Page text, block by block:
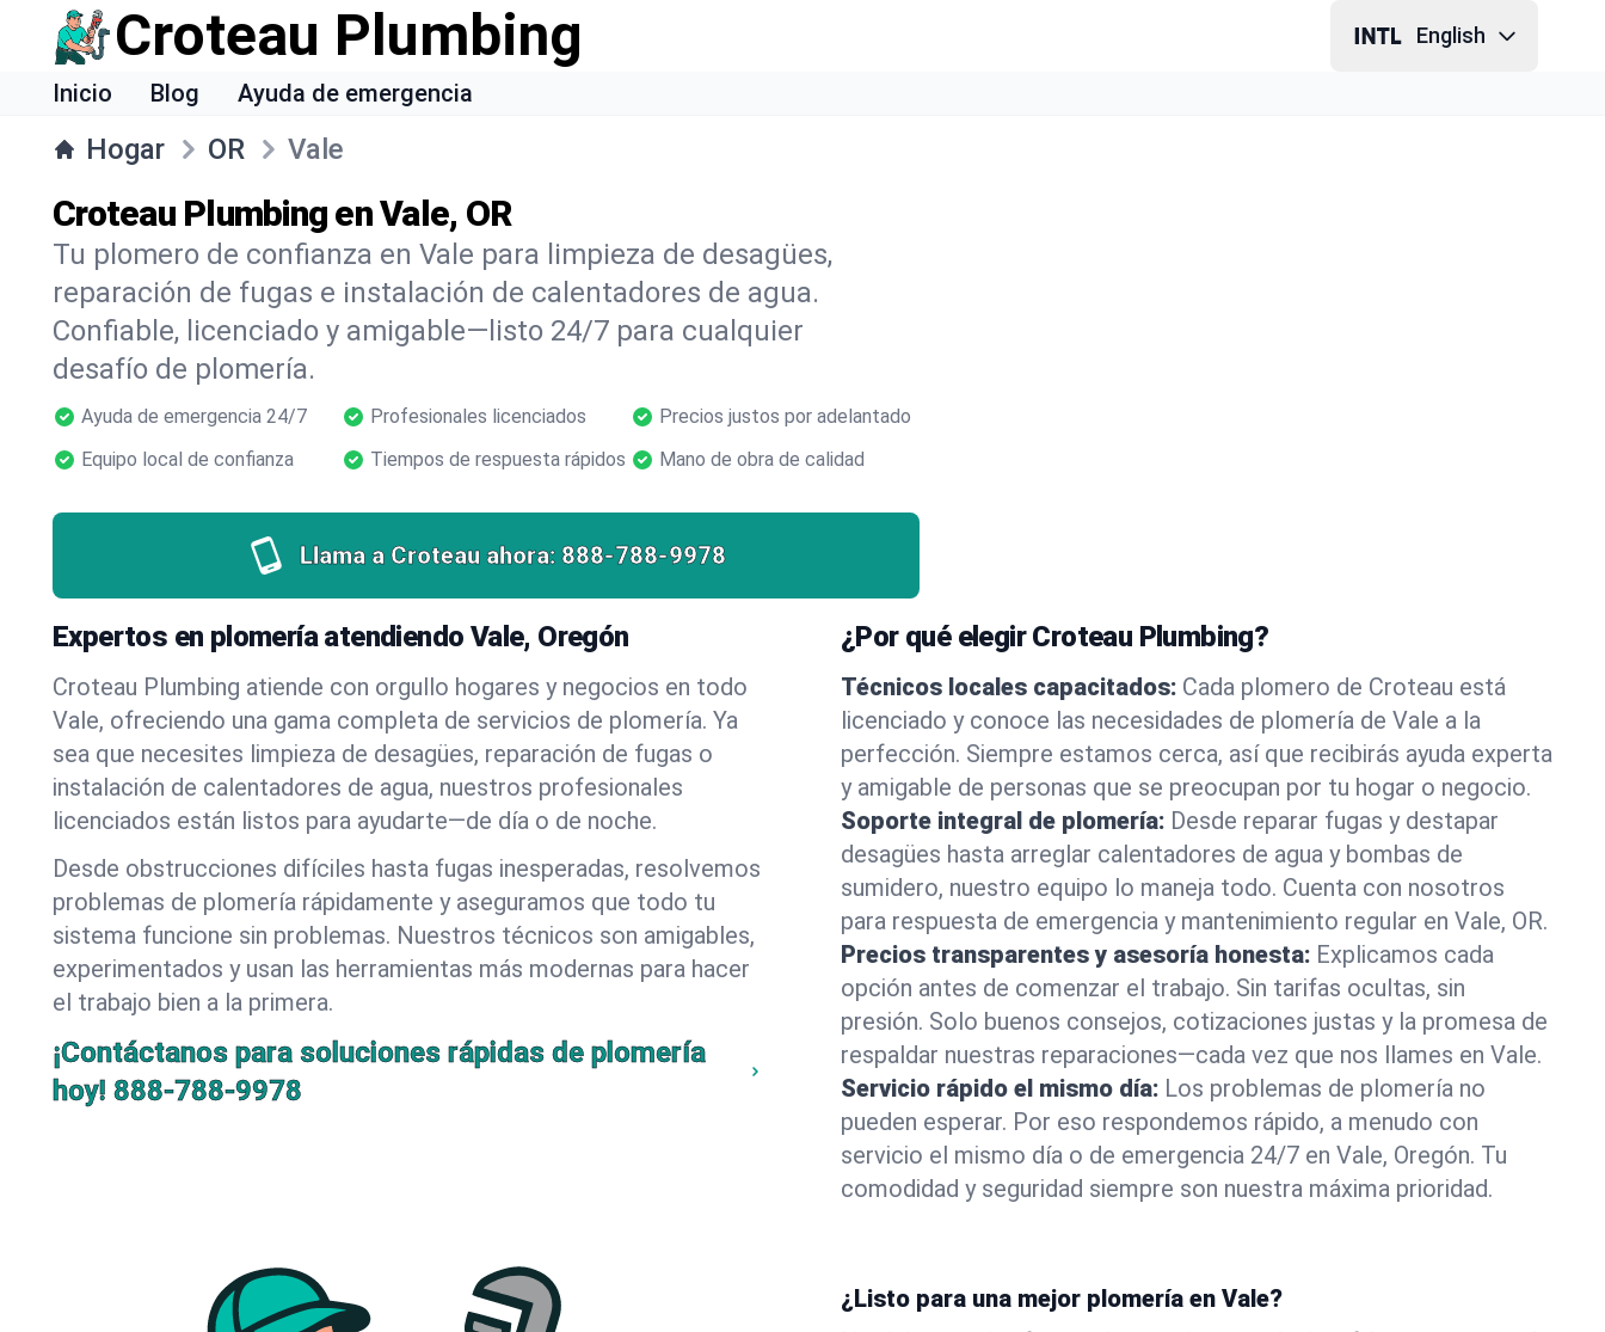
Croteau Plumbing English
Inicio Blog Ayuda de emergencia
Hogar OR Vale
Croteau Plumbing en Vale, OR
Tu plomero de confianza en Vale para limpieza de desagües,
reparación de fugas e instalación de calentadores de agua.
Confiable, licenciado y amigable—listo 24/7 para cualquier
desafío de plomería.
Ayuda de emergencia 24/7 Profesionales licenciados
Precios justos por adelantado
Equipo local de confianza
Tiempos de respuesta rápidos Mano de obra de calidad
Llama a Croteau ahora: 888-788-9978
Expertos en plomería atendiendo Vale, Oregón
Croteau Plumbing atiende con orgullo hogares y negocios en todo
Vale, ofreciendo una gama completa de servicios de plomería. Ya
sea que necesites limpieza de desagües, reparación de fugas o
instalación de calentadores de agua, nuestros profesionales
licenciados están listos para ayudarte—de día o de noche.
Desde obstrucciones difíciles hasta fugas inesperadas, resolvemos
problemas de plomería rápidamente y aseguramos que todo tu
sistema funcione sin problemas. Nuestros técnicos son amigables,
experimentados y usan las herramientas más modernas para hacer
el trabajo bien a la primera.
¡Contáctanos para soluciones rápidas de plomería
hoy! 888-788-9978
¿Por qué elegir Croteau Plumbing?
Técnicos locales capacitados: Cada plomero de Croteau está
licenciado y conoce las necesidades de plomería de Vale a la
perfección. Siempre estamos cerca, así que recibirás ayuda experta
y amigable de personas que se preocupan por tu hogar o negocio.
Soporte integral de plomería: Desde reparar fugas y destapar
desagües hasta arreglar calentadores de agua y bombas de
sumidero, nuestro equipo lo maneja todo. Cuenta con nosotros
para respuesta de emergencia y mantenimiento regular en Vale, OR.
Precios transparentes y asesoría honesta: Explicamos cada
opción antes de comenzar el trabajo. Sin tarifas ocultas, sin
presión. Solo buenos consejos, cotizaciones justas y la promesa de
respaldar nuestras reparaciones—cada vez que nos llames en Vale.
Servicio rápido el mismo día: Los problemas de plomería no
pueden esperar. Por eso respondemos rápido, a menudo con
servicio el mismo día o de emergencia 24/7 en Vale, Oregón. Tu
comodidad y seguridad siempre son nuestra máxima prioridad.
¿Listo para una mejor plomería en Vale?